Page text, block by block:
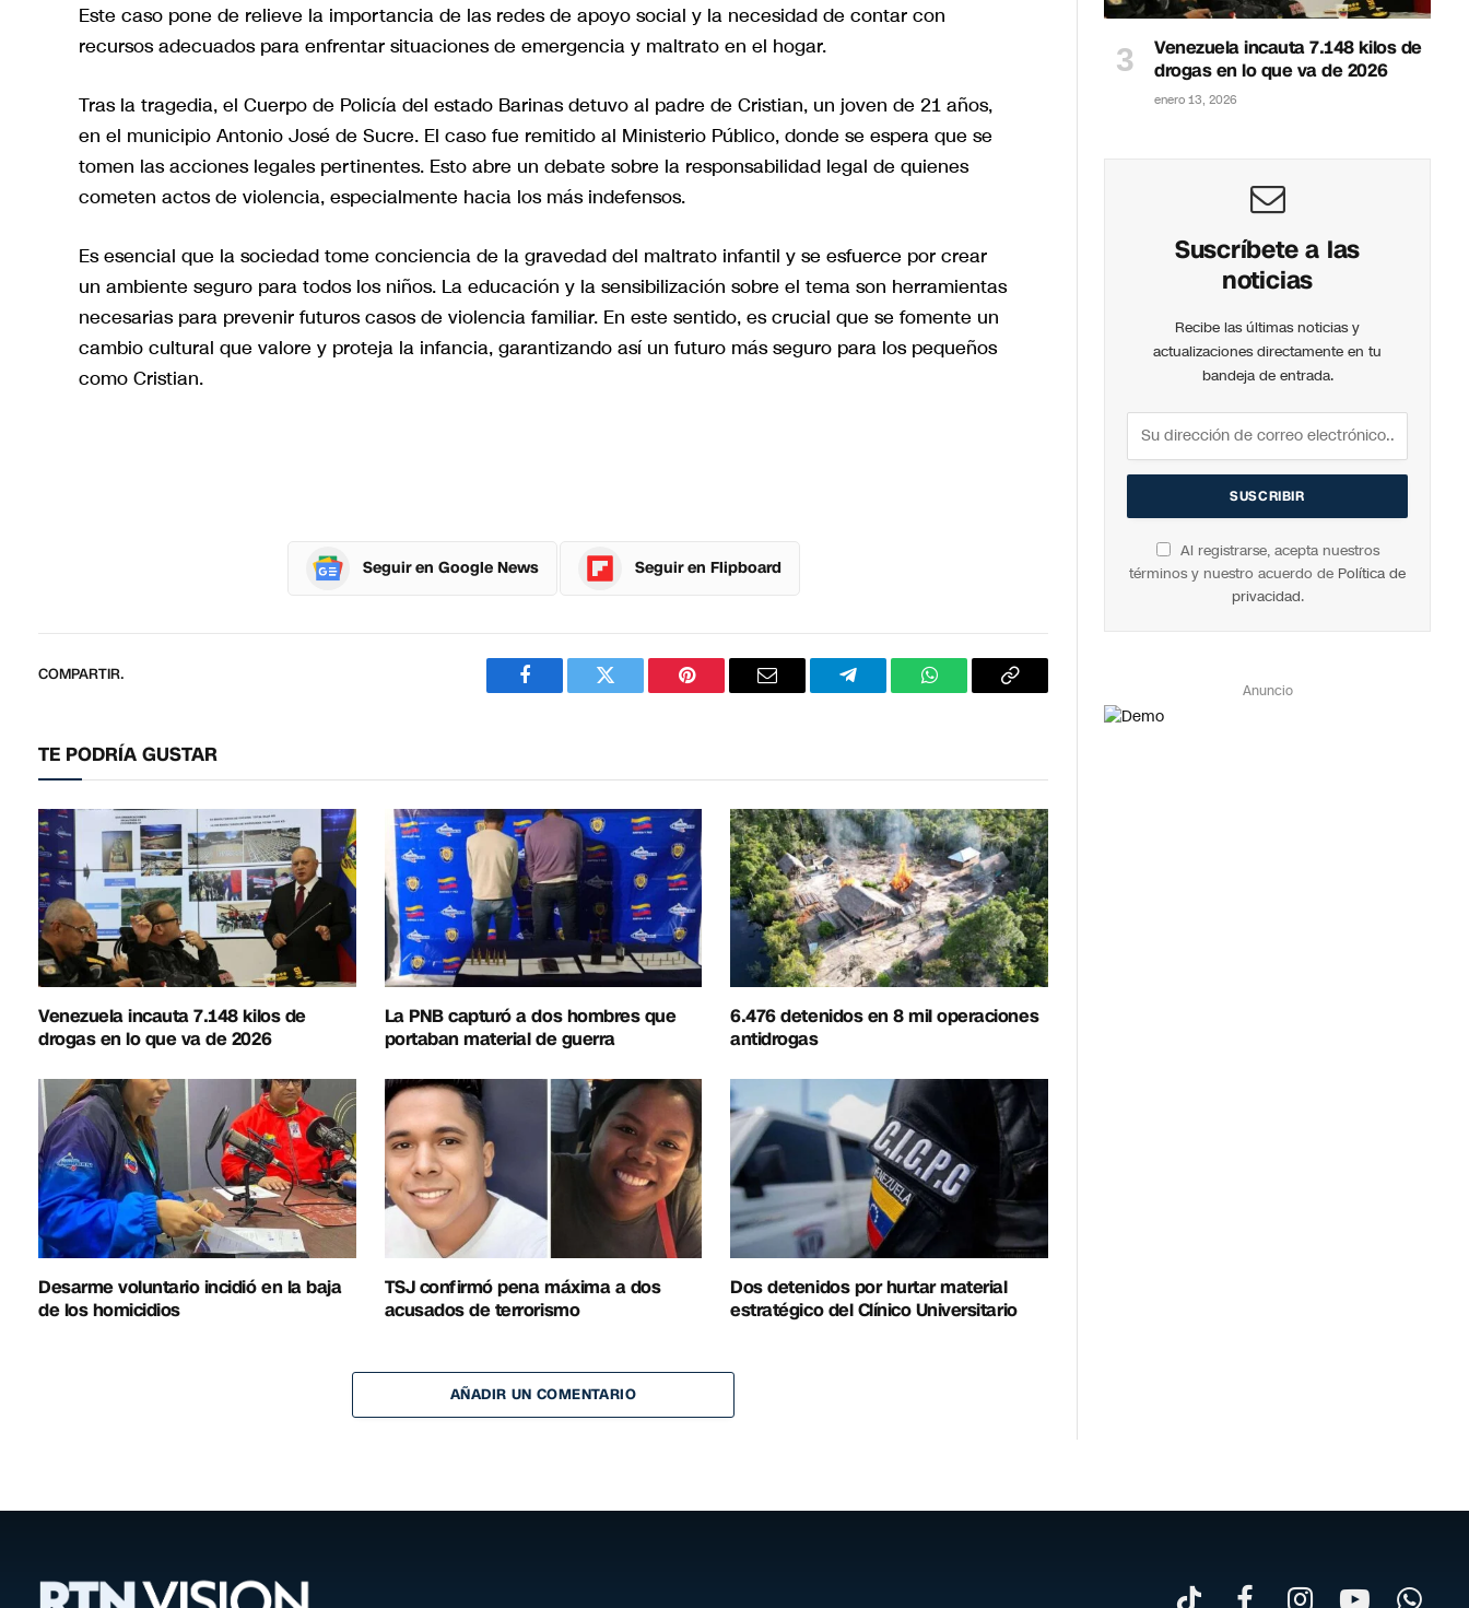
Este caso pone de relieve la importancia de las redes de apoyo social y la necesidad de contar con
recursos adecuados para enfrentar situaciones de emergencia y maltrato en el hogar.
Tras la tragedia, el Cuerpo de Policía del estado Barinas detuvo al padre de Cristian, un joven de 21 años,
en el municipio Antonio José de Sucre. El caso fue remitido al Ministerio Público, donde se espera que se
tomen las acciones legales pertinentes. Esto abre un debate sobre la responsabilidad legal de quienes
cometen actos de violencia, especialmente hacia los más indefensos.
Es esencial que la sociedad tome conciencia de la gravedad del maltrato infantil y se esfuerce por crear
un ambiente seguro para todos los niños. La educación y la sensibilización sobre el tema son herramientas
necesarias para prevenir futuros casos de violencia familiar. En este sentido, es crucial que se fomente un
cambio cultural que valore y proteja la infancia, garantizando así un futuro más seguro para los pequeños
como Cristian.
Seguir en Google News Seguir en Flipboard
COMPARTIR.
FacebookTwitter PinterestCorreo
TelegramWhatsAppCopiar
TE PODRÍA GUSTAR
Venezuela incauta 7.148 kilos de
drogas en lo que va de 2026
La PNB capturó a dos hombres que
portaban material de guerra
6.476 detenidos en 8 mil operaciones
antidrogas
Desarme voluntario incidió en la baja
de los homicidios
TSJ confirmó pena máxima a dos
acusados de terrorismo
Dos detenidos por hurtar material
estratégico del Clínico Universitario
AÑADIR UN COMENTARIO
Venezuela incauta 7.148 kilos de
drogas en lo que va de 2026
enero 13, 2026
Suscríbete a las
noticias
Recibe las últimas noticias y
actualizaciones directamente en tu
bandeja de entrada.
Al registrarse, acepta nuestros
términos y nuestro acuerdo de Política de
privacidad.
Anuncio